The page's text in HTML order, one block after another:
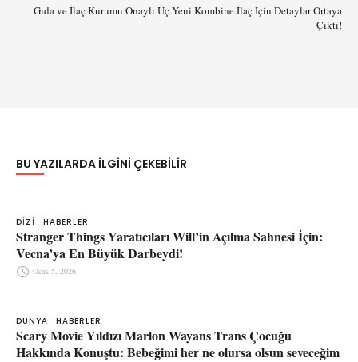
Gıda ve İlaç Kurumu Onaylı Üç Yeni Kombine İlaç İçin Detaylar Ortaya
Çıktı!
BU YAZILARDA ILGINI ÇEKEBILIR
DIZI HABERLER
Stranger Things Yaratıcıları Will’in Açılma Sahnesi İçin:
Vecna’ya En Büyük Darbeydi!
Ocak 5, 2026
DÜNYA HABERLER
Scary Movie Yıldızı Marlon Wayans Trans Çocuğu
Hakkında Konuştu: Bebeğimi her ne olursa olsun seveceğim